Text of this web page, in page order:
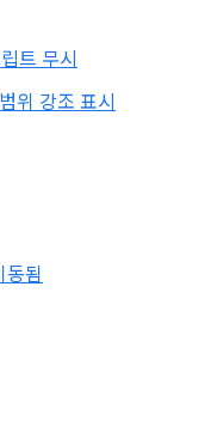
트 무시
위 강조 표시
됨